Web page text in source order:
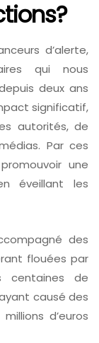
d’alerte,
qui nous
deux ans
significatif,
autorités, de
Par ces
une
éveillant les
des
flouées par
centaines de
causé des
d’euros